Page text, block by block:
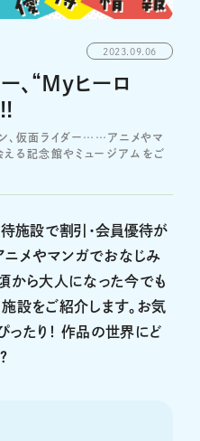
2023.09.06
、“Myヒーロ
、仮面ライダー……アニメやマ
える記念館やミュージアムをご
施設で割引・会員優待が
ニメやマンガでおなじみ
から大人になった今でも
設をご紹介します。お気
たり！ 作品の世界にど